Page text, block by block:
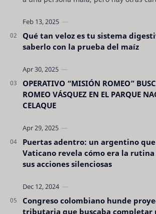
Qué tan veloz es tu sistema
saberlo con la prueba del maíz
OPERATIVO “MISIÓN ROMEO”
ROMEO VÁSQUEZ EN EL PARQUE
CELAQUE
Puertas adentro: un argentino
Vaticano revela cómo era la rutina
sus acciones silenciosas
Congreso colombiano hunde
tributaria que buscaba completar